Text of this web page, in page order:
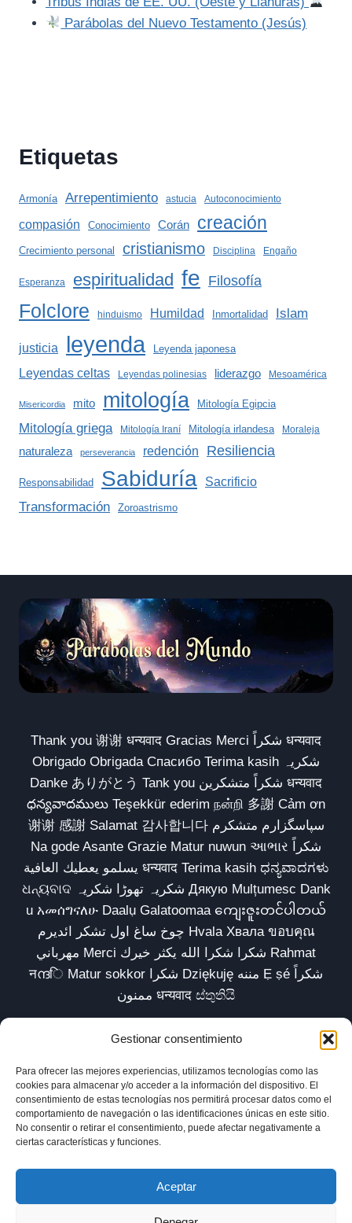
Gestionar consentimiento
Para ofrecer las mejores experiencias, utilizamos tecnologías como las
cookies para almacenar y/o acceder a la información del dispositivo. El
consentimiento de estas tecnologías nos permitirá procesar datos como el
comportamiento de navegación o las identificaciones únicas en este sitio.
No consentir o retirar el consentimiento, puede afectar negativamente a
ciertas características y funciones.
Aceptar
Parábolas del Nuevo Testamento (Jesús)
Etiquetas
Armonía Arrepentimiento astucia Autoconocimiento
compasión Conocimiento Corán creación
Crecimiento personal cristianismo Disciplina Engaño
Esperanza espiritualidad fe Filosofía
Folclore hinduismo Humildad Inmortalidad Islam
justicia leyenda Leyenda japonesa
Leyendas celtas Leyendas polinesias liderazgo Mesoamérica
Misericordia mito mitología Mitología Egipcia
Mitología griega Mitología Iraní Mitología irlandesa Moraleja
naturaleza perseverancia redención Resiliencia
Responsabilidad Sabiduría Sacrificio
Transformación Zoroastrismo
Thank you 谢谢 धन्यवाद Gracias Merci شكراً धन्यवाद
Obrigado Obrigada Спасибо Terima kasih شکریہ
Danke ありがとう Tank you شكراً متشكرين धन्यवाद
ధన్యవాదములు Teşekkür ederim நன்றி 多謝 Cảm ơn
谢谢 感謝 Salamat 감사합니다 سپاسگزارم متشکرم
Na gode Asante Grazie Matur nuwun આભાર شكراً
يسلمو يعطيك العافية धन्यवाद Terima kasih ಧನ್ಯವಾದಗಳು
ଧନ୍ୟବାଦ شکریہ تھوڑا شکریہ Дякую Mulțumesc Dank
u አመሰግናለሁ Daalụ Galatoomaa ကျေးဇူးတင်ပါတယ်
چوخ ساغ اول تشکر ائدیرم Hvala Хвала ขอบคุณ
مهرباني Merci شكرا شكرا الله يكثر خيرك Rahmat
नന്ദि Matur sokkor شكرا Dziękuję مننه Ẹ ṣé شكراً
ممنون धन्यवाद ස්තුතියි
Inicio Biblioteca Parábolas TV
Comunidad
Esencia
Blog
Política de privacidad
Aviso legal
Política de cookies (UE)